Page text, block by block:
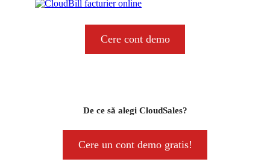
Cere cont demo
De ce să alegi CloudSales?
Cere un cont demo gratis!